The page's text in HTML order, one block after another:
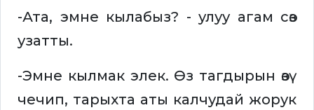
-Ата, эмне кылабыз? - улуу агам сөз
узатты.
-Эмне кылмак элек. Өз тагдырын өзү
чечип, тарыхта аты калчудай жорук